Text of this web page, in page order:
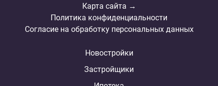
Карта сайта →
Политика конфиденциальности
Согласие на обработку персональных данных
Новостройки
Застройщики